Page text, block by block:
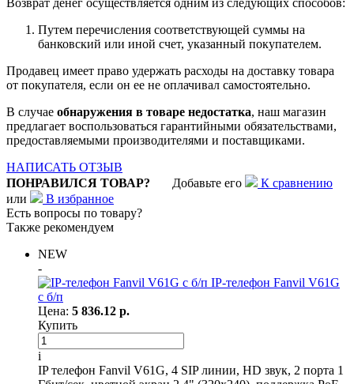
Возврат денег осуществляется одним из следующих способов:
Путем перечисления соответствующей суммы на
банковский или иной счет, указанный покупателем.
Продавец имеет право удержать расходы на доставку товара
от покупателя, если он ее не оплачивал самостоятельно.
В случае обнаружения в товаре недостатка, наш магазин
предлагает воспользоваться гарантийными обязательствами,
предоставляемыми производителями и поставщиками.
НАПИСАТЬ ОТЗЫВ
ПОНРАВИЛСЯ ТОВАР? Добавьте его
К сравнению
или
В избранное
Есть вопросы по товару?
Также рекомендуем
NEW
-
IP-телефон Fanvil V61G
с б/п
Цена: 5 836.12 р.
Купить
i
IP телефон Fanvil V61G, 4 SIP линии, HD звук, 2 порта 1